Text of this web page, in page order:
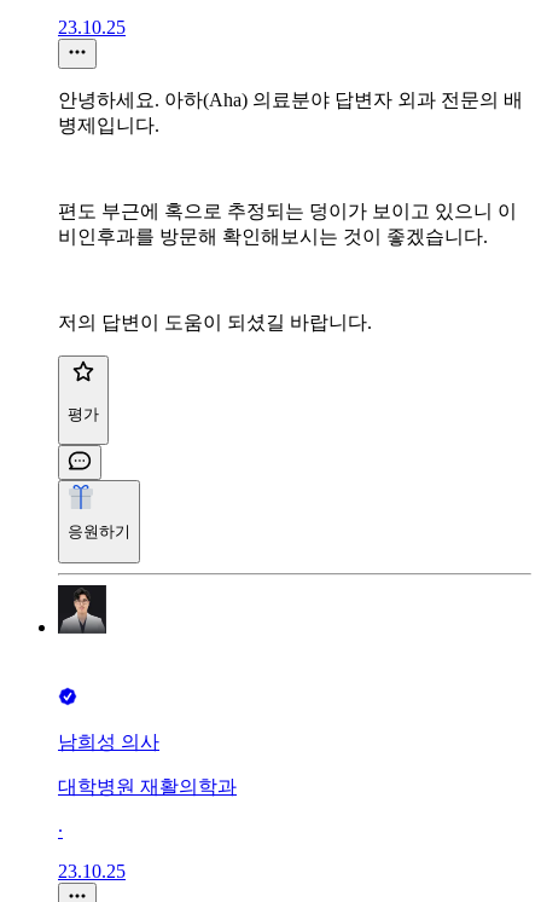
23.10.25
안녕하세요. 아하(Aha) 의료분야 답변자 외과 전문의 배
병제입니다.
편도 부근에 혹으로 추정되는 덩이가 보이고 있으니 이
비인후과를 방문해 확인해보시는 것이 좋겠습니다.
저의 답변이 도움이 되셨길 바랍니다.
평가
응원하기
남희성 의사
대학병원 재활의학과
∙
23.10.25